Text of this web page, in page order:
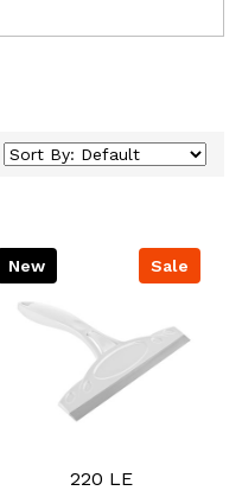
Sale
New
220 LE